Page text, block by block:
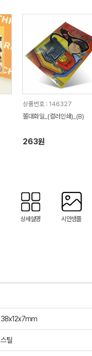
상품번호 : 146327
쫄대화일_(컬러인쇄)_(B)
263원
상세설명 시안샘플
38x12x7mm
스틸